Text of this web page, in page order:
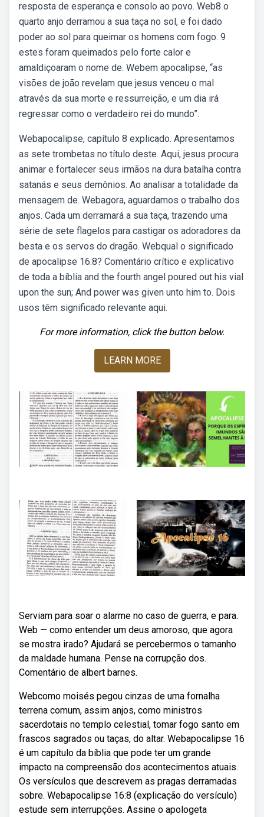
resposta de esperança e consolo ao povo. Web8 o
quarto anjo derramou a sua taça no sol, e foi dado
poder ao sol para queimar os homens com fogo. 9
estes foram queimados pelo forte calor e
amaldiçoaram o nome de. Webem apocalipse, “as
visões de joão revelam que jesus venceu o mal
através da sua morte e ressurreição, e um dia irá
regressar como o verdadeiro rei do mundo”.
Webapocalipse, capítulo 8 explicado. Apresentamos
as sete trombetas no título deste. Aqui, jesus procura
animar e fortalecer seus irmãos na dura batalha contra
satanás e seus demônios. Ao analisar a totalidade da
mensagem de. Webagora, aguardamos o trabalho dos
anjos. Cada um derramará a sua taça, trazendo uma
série de sete flagelos para castigar os adoradores da
besta e os servos do dragão. Webqual o significado
de apocalipse 16:8? Comentário crítico e explicativo
de toda a bíblia and the fourth angel poured out his vial
upon the sun; And power was given unto him to. Dois
usos têm significado relevante aqui.
For more information, click the button below.
LEARN MORE
Serviam para soar o alarme no caso de guerra, e para.
Web — como entender um deus amoroso, que agora
se mostra irado? Ajudará se percebermos o tamanho
da maldade humana. Pense na corrupção dos.
Comentário de albert barnes.
Webcomo moisés pegou cinzas de uma fornalha
terrena comum, assim anjos, como ministros
sacerdotais no templo celestial, tomar fogo santo em
frascos sagrados ou taças, do altar. Webapocalipse 16
é um capítulo da bíblia que pode ter um grande
impacto na compreensão dos acontecimentos atuais.
Os versículos que descrevem as pragas derramadas
sobre. Webapocalipse 16:8 (explicação do versículo)
estude sem interrupções. Assine o apologeta